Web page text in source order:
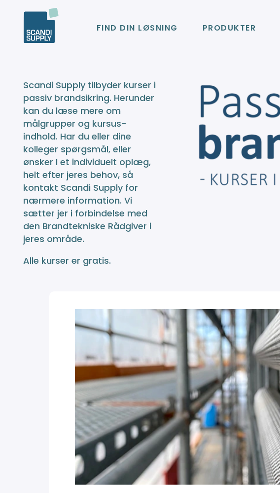
FIND DIN LØSNING PRODUKTER
Scandi Supply tilbyder kurser i
passiv brandsikring. Herunder
kan du læse mere om
målgrupper og kursus-
indhold. Har du eller dine
kolleger spørgsmål, eller
ønsker I et individuelt oplæg,
helt efter jeres behov, så
kontakt Scandi Supply for
nærmere information. Vi
sætter jer i forbindelse med
den Brandtekniske Rådgiver i
jeres område.
Alle kurser er gratis.